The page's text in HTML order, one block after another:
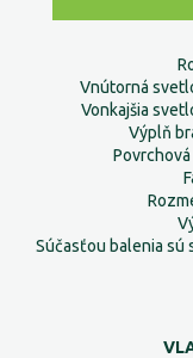
Vnútorná
Vonkajšia
Výplň
Súčasťou balenia sú